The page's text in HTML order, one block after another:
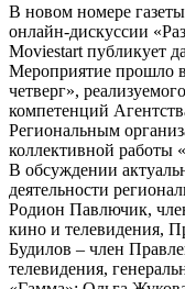
В новом номере
онлайн-дискуссии
Moviestart публикует
Мероприятие прошло
четверг»,
компетенций
Региональным
коллективной работы
В обсуждении
деятельности
Родион Павлючик,
кино и телевидения,
Будилов – член
телевидения,